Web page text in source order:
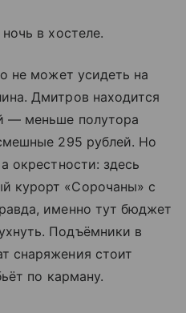
в хостеле.
не может усидеть на
Дмитров находится
— меньше полутора
295 рублей. Но
окрестности: здесь
курорт «Сорочаны» с
именно тут бюджет
Подъёмники в
снаряжения стоит
по карману.